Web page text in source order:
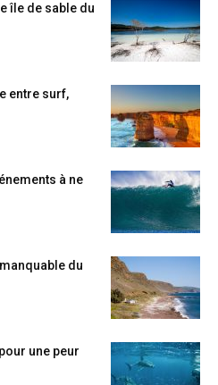
île de sable du
entre surf,
à ne
du
une peur